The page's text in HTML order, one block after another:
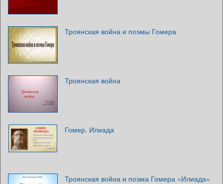
Троянская война и поэмы Гомера
Троянская война
Гомер. Илиада
Троянская война и поэма Гомера «Илиада»